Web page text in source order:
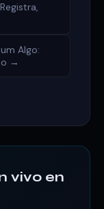
Algo:
→
vivo en